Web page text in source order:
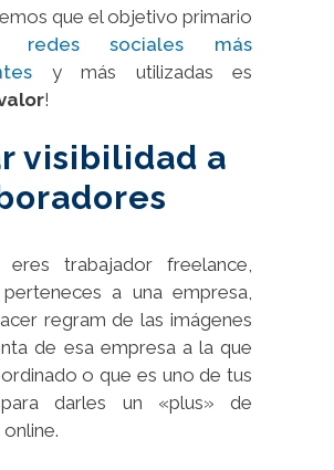
que el objetivo primario
redes sociales más
y más utilizadas es
!
visibilidad a
trabajador freelance,
a una empresa,
regram de las imágenes
de esa empresa a la que
o que es uno de tus
darles un «plus» de